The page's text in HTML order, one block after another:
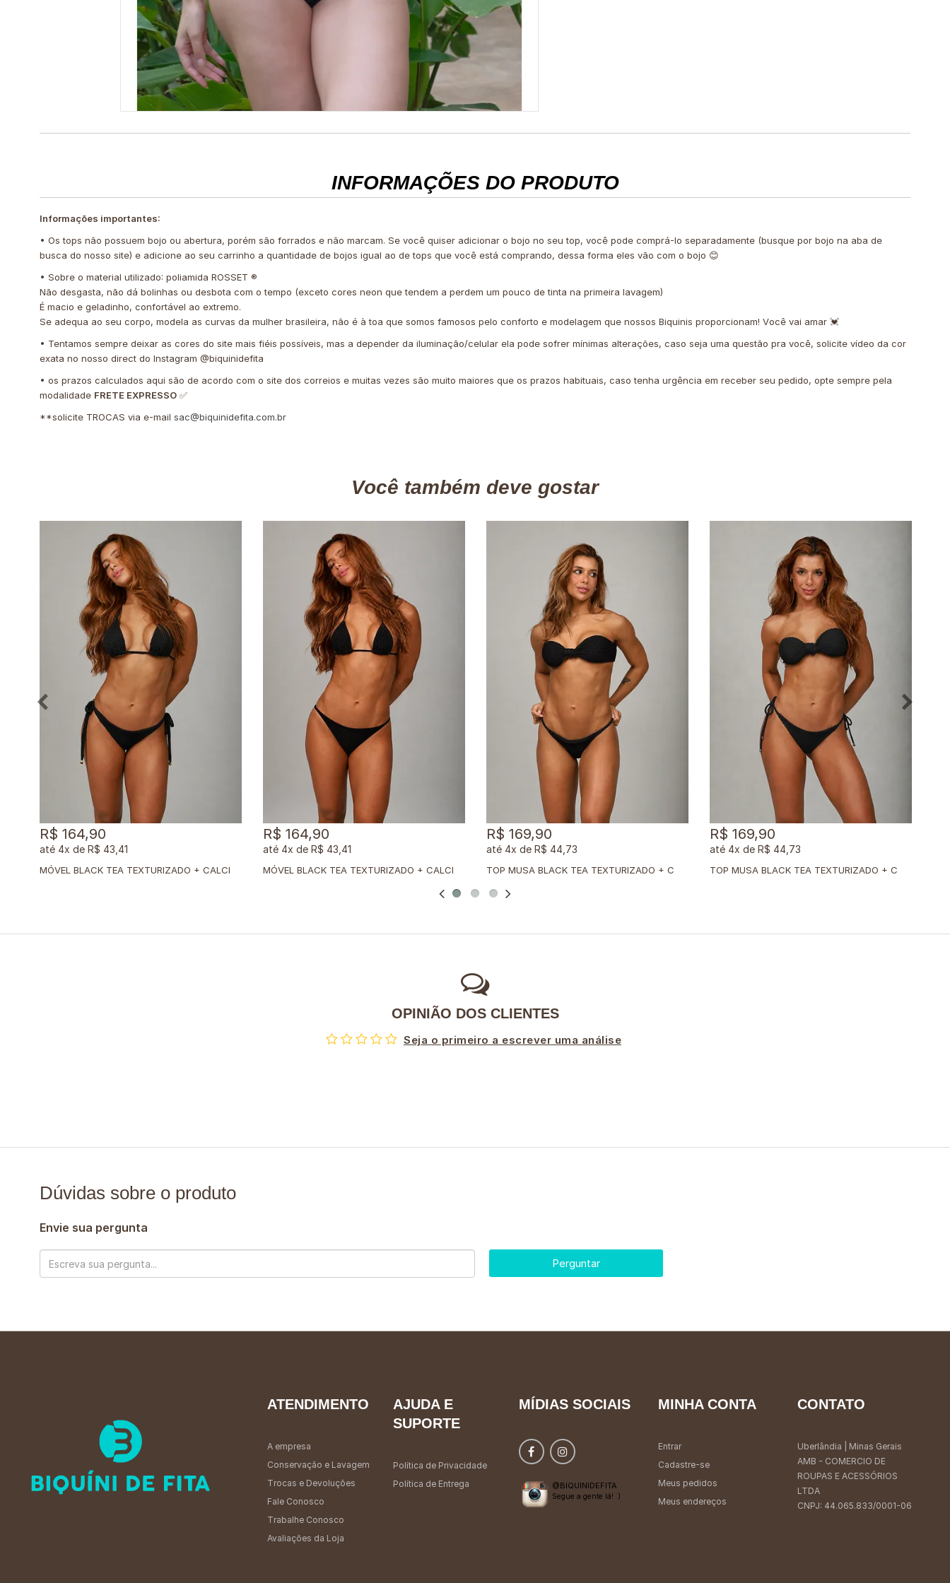
INFORMAÇÕES DO PRODUTO
Informações importantes:
• Os tops não possuem bojo ou abertura, porém são forrados e não marcam. Se você quiser adicionar o bojo no seu top, você pode comprá-lo separadamente (busque por bojo na aba de
busca do nosso site) e adicione ao seu carrinho a quantidade de bojos igual ao de tops que você está comprando, dessa forma eles vão com o bojo 😊
• Sobre o material utilizado: poliamida ROSSET ®️
Não desgasta, não dá bolinhas ou desbota com o tempo (exceto cores neon que tendem a perdem um pouco de tinta na primeira lavagem)
É macio e geladinho, confortável ao extremo.
Se adequa ao seu corpo, modela as curvas da mulher brasileira, não é à toa que somos famosos pelo conforto e modelagem que nossos Biquinis proporcionam! Você vai amar 💓
• Tentamos sempre deixar as cores do site mais fiéis possíveis, mas a depender da iluminação/celular ela pode sofrer mínimas alterações, caso seja uma questão pra você, solicite vídeo da cor
exata no nosso direct do Instagram @biquinidefita
• os prazos calculados aqui são de acordo com o site dos correios e muitas vezes são muito maiores que os prazos habituais, caso tenha urgência em receber seu pedido, opte sempre pela
modalidade FRETE EXPRESSO ✅
**solicite TROCAS via e-mail sac@biquinidefita.com.br
Você também deve gostar
R$ 164,90
4x de R$ 43,41
R$ 164,90
4x de R$ 43,41
R$ 169,90
4x de R$ 44,73
R$ 169,90
4x de R$ 44,73
OPINIÃO DOS CLIENTES
Seja o primeiro a escrever uma análise
Dúvidas sobre o produto
Envie sua pergunta
Perguntar
ATENDIMENTO
A empresa
Conservação e Lavagem
Trocas e Devoluções
Fale Conosco
Trabalhe Conosco
Avaliações da Loja
AJUDA E
SUPORTE
Política de Privacidade
Política de Entrega
MÍDIAS SOCIAIS
@BIQUINIDEFITA
Segue a gente lá! :)
MINHA CONTA
Entrar
Cadastre-se
Meus pedidos
Meus endereços
CONTATO
Uberlândia | Minas Gerais
AMB - COMERCIO DE
ROUPAS E ACESSÓRIOS
LTDA
CNPJ: 44.065.833/0001-06